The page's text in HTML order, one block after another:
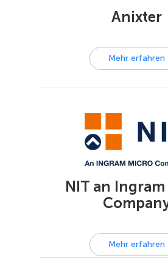
Anixter
Mehr erfahren
NIT an
Mehr erfahren